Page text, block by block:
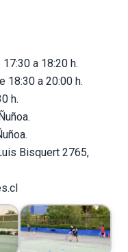
a 18:20 h.
18:30 a 20:00 h.
h.
Bisquert 2765,